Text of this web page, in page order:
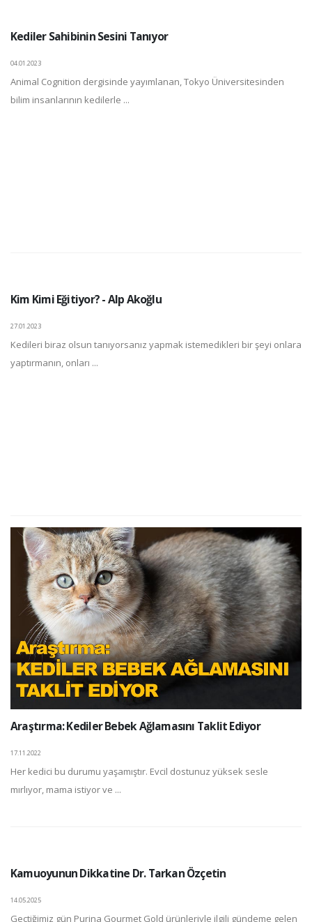
Kediler Sahibinin Sesini Tanıyor
04.01.2023
Animal Cognition dergisinde yayımlanan, Tokyo Üniversitesinden
bilim insanlarının kedilerle ...
Kim Kimi Eğitiyor? - Alp Akoğlu
27.01.2023
Kedileri biraz olsun tanıyorsanız yapmak istemedikleri bir şeyi onlara
yaptırmanın, onları ...
Araştırma: Kediler Bebek Ağlamasını Taklit Ediyor
17.11.2022
Her kedici bu durumu yaşamıştır. Evcil dostunuz yüksek sesle
mırlıyor, mama istiyor ve ...
Kamuoyunun Dikkatine Dr. Tarkan Özçetin
14.05.2025
Geçtiğimiz gün Purina Gourmet Gold ürünleriyle ilgili gündeme gelen